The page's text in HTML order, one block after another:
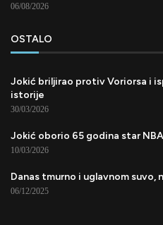
06/08/2026
OSTALO
Jokić briljirao protiv Voriorsa i
istorije
30/03/2026
Jokić oborio 65 godina star
10/03/2026
Danas tmurno i uglavnom suvo,
06/12/2025